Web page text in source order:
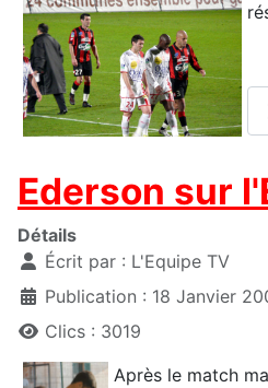
Ederson sur
Détails
Écrit par : L'Equipe TV
Publication : 18 Janvier
Clics : 3019
Après le match